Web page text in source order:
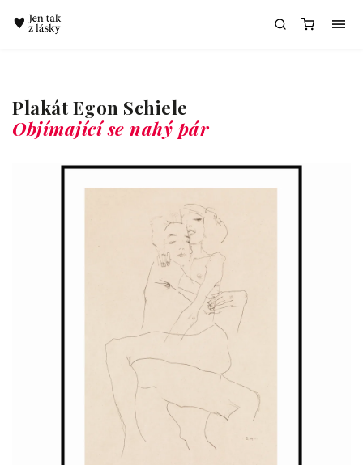
Plakát Egon Schiele
Objímající se nahý pár